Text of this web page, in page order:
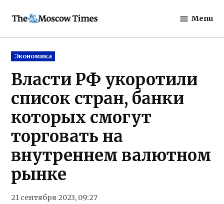
Moscow
Menu
Posted
in
Экономика
Власти РФ укоротили
список стран, банки
которых смогут
торговать на
внутреннем валютном
рынке
21 сентября 2023, 09:27